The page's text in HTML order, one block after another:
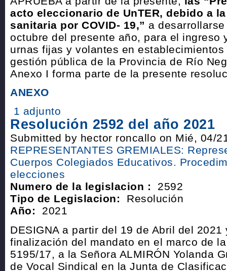
acto eleccionario de UnTER, debido a
sanitaria por COVID- 19,” a
octubre del presente año, para el ingreso
urnas fijas y volantes en
gestión pública de la Provincia de Río
Anexo I forma parte de la presente
ANEXO
1 adjunto
Resolución 2592 del año 2021
Submitted by hector roncallo on Mié, 04/
REPRESENTANTES GREMIALES:
Cuerpos Colegiados Educativos.
elecciones
Numero de la legislacion :
2592
Tipo de Legislacion:
Resolución
Año:
2021
DESIGNA a partir del 19 de Abril del 2021
finalización del mandato en el marco de
5195/17, a la Señora ALMIRÓN Yolanda
de Vocal Sindical en la Junta de